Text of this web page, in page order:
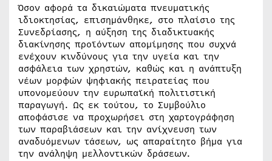
Όσον αφορά τα δικαιώματα πνευματικής
ιδιοκτησίας, επισημάνθηκε, στο πλαίσιο της
Συνεδρίασης, η αύξηση της διαδικτυακής
διακίνησης προϊόντων απομίμησης που συχνά
ενέχουν κινδύνους για την υγεία και την
ασφάλεια των χρηστών, καθώς και η ανάπτυξη
νέων μορφών ψηφιακής πειρατείας που
υπονομεύουν την ευρωπαϊκή πολιτιστική
παραγωγή. Ως εκ τούτου, το Συμβούλιο
αποφάσισε να προχωρήσει στη χαρτογράφηση
των παραβιάσεων και την ανίχνευση των
αναδυόμενων τάσεων, ως απαραίτητο βήμα για
την ανάληψη μελλοντικών δράσεων.